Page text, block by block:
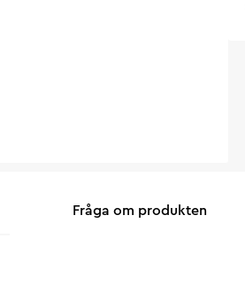
Fråga om produkten